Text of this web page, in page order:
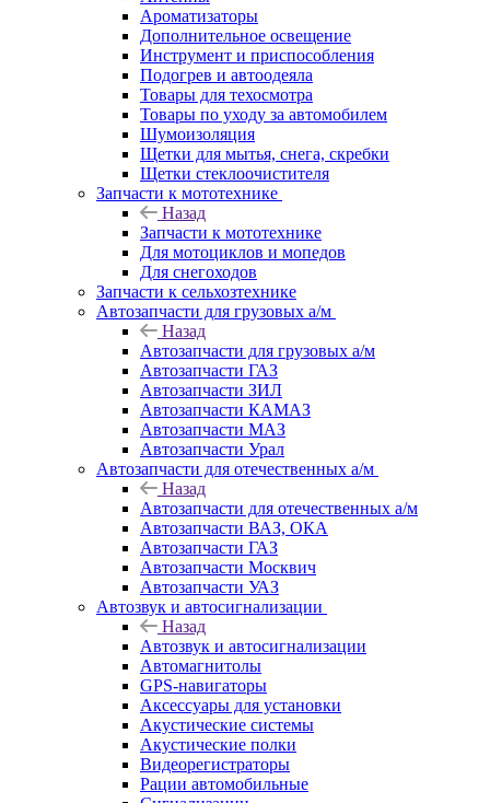
Ароматизаторы
Дополнительное освещение
Инструмент и приспособления
Подогрев и автоодеяла
Товары для техосмотра
Товары по уходу за автомобилем
Шумоизоляция
Щетки для мытья, снега, скребки
Щетки стеклоочистителя
Запчасти к мототехнике
Назад
Запчасти к мототехнике
Для мотоциклов и мопедов
Для снегоходов
Запчасти к сельхозтехнике
Автозапчасти для грузовых а/м
Назад
Автозапчасти для грузовых а/м
Автозапчасти ГАЗ
Автозапчасти ЗИЛ
Автозапчасти КАМАЗ
Автозапчасти МАЗ
Автозапчасти Урал
Автозапчасти для отечественных а/м
Назад
Автозапчасти для отечественных а/м
Автозапчасти ВАЗ, ОКА
Автозапчасти ГАЗ
Автозапчасти Москвич
Автозапчасти УАЗ
Автозвук и автосигнализации
Назад
Автозвук и автосигнализации
Автомагнитолы
GPS-навигаторы
Аксессуары для установки
Акустические системы
Акустические полки
Видеорегистраторы
Рации автомобильные